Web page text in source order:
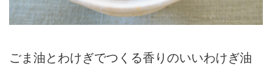
ごま油とわけぎでつくる香りのいいわけぎ油